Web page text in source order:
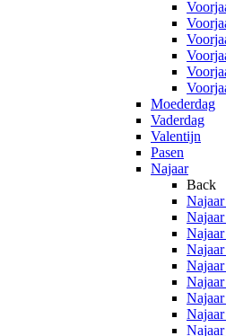
Moederdag
Vaderdag
Valentijn
Pasen
Najaar
Back